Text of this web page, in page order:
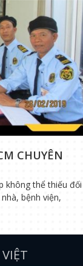
CHUYÊN
không thể thiếu đối
bệnh viện,